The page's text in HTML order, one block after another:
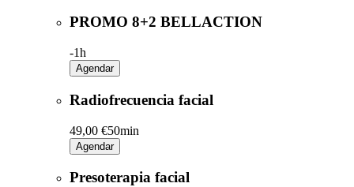
PROMO 8+2 BELLACTION
-1h
Agendar
Radiofrecuencia facial
49,00 €50min
Agendar
Presoterapia facial